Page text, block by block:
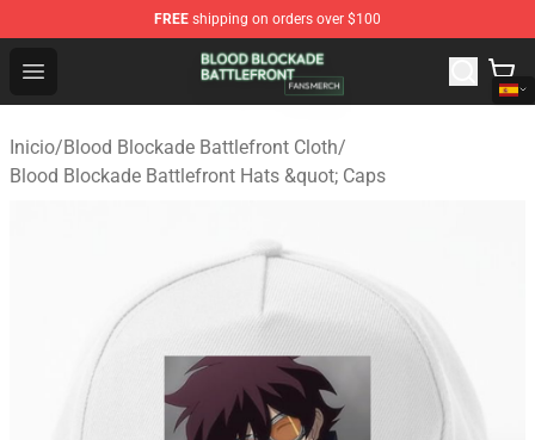
FREE shipping on orders over $100
Open menu
Blood Blockade Battlefront Shop - Official Blood
Inicio/Blood Blockade Battlefront Cloth/
Blood Blockade Battlefront Hats &quot; Caps